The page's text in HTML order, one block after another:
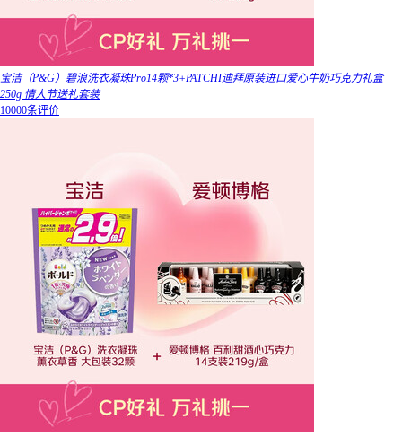
宝洁（P&G）碧浪洗衣凝珠Pro14颗*3+PATCHI迪拜原装进口爱心牛奶巧克力礼盒
250g 情人节送礼套装
10000条评价